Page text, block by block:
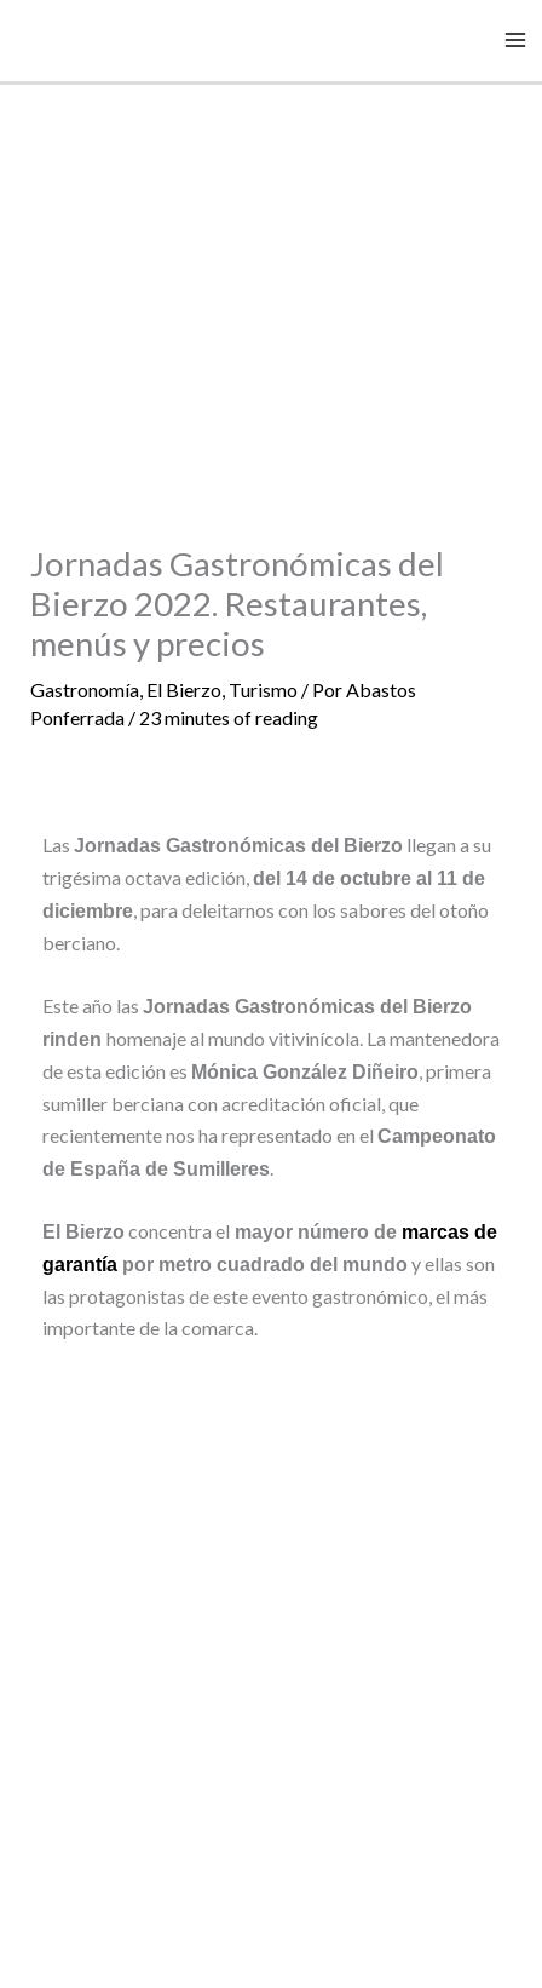
contenido
Jornadas Gastronómicas del
Bierzo 2022. Restaurantes,
menús y precios
Gastronomía, El Bierzo, Turismo/ PorAbastos
Ponferrada / 23 minutes of reading
Las Jornadas Gastronómicas del Bierzo llegan a su
trigésima octava edición,del 14 de octubre al 11 de
diciembre, para deleitarnos con los sabores del otoño
berciano.
Este año las Jornadas Gastronómicas del Bierzo
rinden homenaje al mundo vitivinícola. La mantenedora
de esta edición es Mónica González Diñeiro , primera
sumiller berciana con acreditación oficial, que
recientemente nos ha representado en el Campeonato
de España de Sumilleres.
El Bierzo concentra el mayor número de marcas de
garantíapor metro cuadrado del mundo y ellas son
las protagonistas de este evento gastronómico, el más
importante de la comarca.